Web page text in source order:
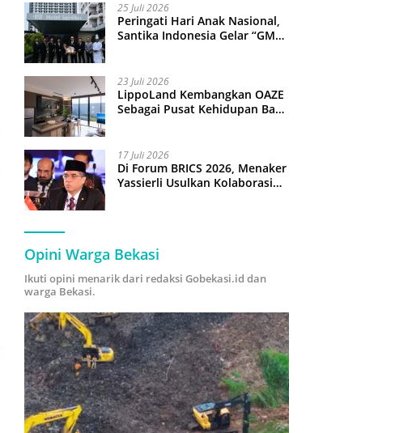
25 Juli 2026
Peringati Hari Anak Nasional,
Santika Indonesia Gelar “GM
23 Juli 2026
LippoLand Kembangkan OAZE
Sebagai Pusat Kehidupan Baru
17 Juli 2026
Di Forum BRICS 2026, Menaker
Yassierli Usulkan Kolaborasi
Opini Warga Bekasi
Ikuti opini menarik dari redaksi Gobekasi.id dan
warga Bekasi.